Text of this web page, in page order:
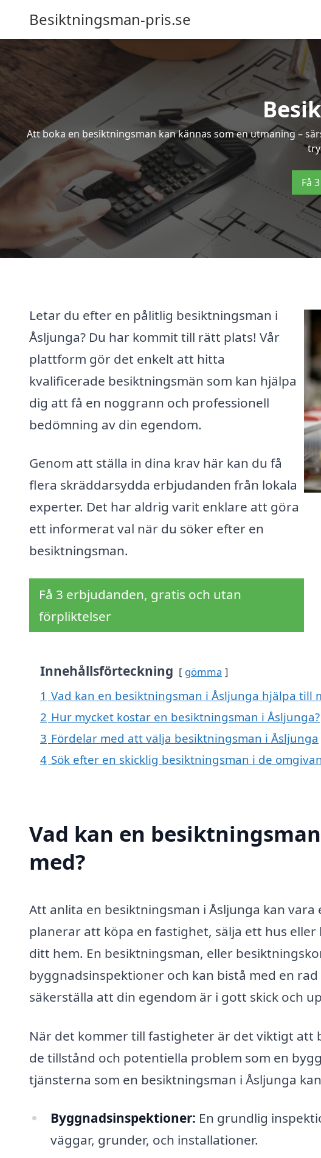
Besiktningsman-pris.se
Att boka en besiktningsman kan kännas som en utmaning –
Få
Letar du efter en pålitlig besiktningsman i
Åsljunga? Du har kommit till rätt plats! Vår
plattform gör det enkelt att hitta
kvalificerade besiktningsmän som kan hjälpa
dig att få en noggrann och professionell
bedömning av din egendom.
Genom att ställa in dina krav här kan du få
flera skräddarsydda erbjudanden från lokala
experter. Det har aldrig varit enklare att göra
ett informerat val när du söker efter en
besiktningsman.
Få 3 erbjudanden, gratis och utan
förpliktelser
Innehållsförteckning gömma
1 Vad kan en besiktningsman i Åsljunga hjälpa till
2 Hur mycket kostar en besiktningsman i Åsljunga?
3 Fördelar med att välja besiktningsman i Åsljunga
4 Sök efter en skicklig besiktningsman i de
Vad kan en
med?
Att anlita en besiktningsman i Åsljunga kan
planerar att köpa en fastighet, sälja ett hus
ditt hem. En besiktningsman, eller
byggnadsinspektioner och kan bistå med en
säkerställa att din egendom är i gott skick och
När det kommer till fastigheter är det viktigt att
de tillstånd och potentiella problem som en
tjänsterna som en besiktningsman i Åsljunga
Byggnadsinspektioner: En grundlig
väggar, grunder, och installationer.